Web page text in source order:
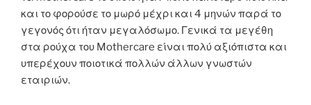
και το φορούσε το μωρό μέχρι και 4 μηνών παρά το
γεγονός ότι ήταν μεγαλόσωμο. Γενικά τα μεγέθη
στα ρούχα του Mothercare είναι πολύ αξιόπιστα και
υπερέχουν ποιοτικά πολλών άλλων γνωστών
εταιριών.